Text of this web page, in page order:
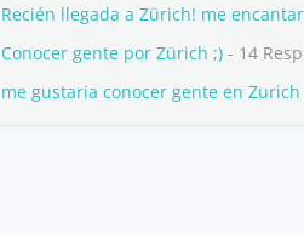
Recién llegada a Zürich! me
Conocer gente por Zürich ;) - 14
me gustaria conocer gente en Zurich